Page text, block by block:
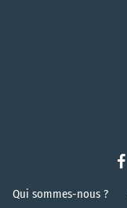
Qui sommes-nous ?